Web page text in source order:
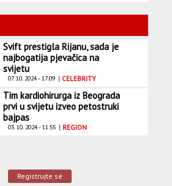
Svift prestigla Rijanu, sada je
najbogatija pjevačica na
svijetu
07. 10. 2024 - 17:09 | CELEBRITY
Tim kardiohirurga iz Beograda
prvi u svijetu izveo petostruki
bajpas
03. 10. 2024 - 11:55 | REGION
Registrujte se